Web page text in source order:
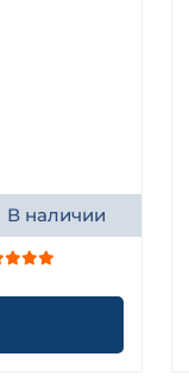
В наличии